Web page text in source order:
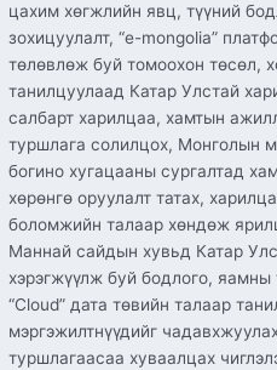
цахим хөгжлийн явц, түүний
зохицуулалт, “e-mongolia”
төлөвлөж буй томоохон төсөл,
танилцуулаад Катар Улстай
салбарт харилцаа, хамтын
туршлага солилцох, Монголын
богино хугацааны сургалтад
хөрөнгө оруулалт татах,
боломжийн талаар хөндөж
Маннай сайдын хувьд Катар
хэрэгжүүлж буй бодлого,
“Cloud” дата төвийн талаар
мэргэжилтнүүдийг
туршлагаасаа хуваалцах